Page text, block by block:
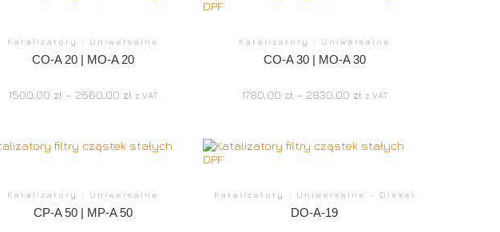
Katalizatory / Uniwersalne
CO-A 20 | MO-A 20
1500,00 zł – 2560,00 zł z VAT
Katalizatory / Uniwersalne
CO-A 30 | MO-A 30
1780,00 zł – 2830,00 zł z VAT
Katalizatory / Uniwersalne
CP-A 50 | MP-A 50
Katalizatory / Uniwersalne - Diesel
DO-A-19